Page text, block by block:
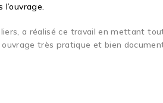
a réalisé ce travail en mettant
très pratique et bien